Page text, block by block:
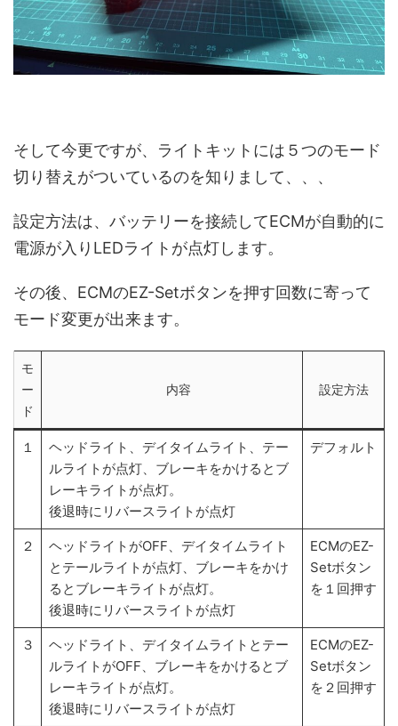
そして今更ですが、ライトキットには５つのモード
切り替えがついているのを知りまして、、、
設定方法は、バッテリーを接続してECMが自動的に
電源が入りLEDライトが点灯します。
その後、ECMのEZ-Setボタンを押す回数に寄って
モード変更が出来ます。
モ
ー
ド
内容 設定方法
１
ヘッドライト、デイタイムライト、テー
ルライトが点灯、ブレーキをかけるとブ
レーキライトが点灯。
後退時にリバースライトが点灯
デフォルト
２
ヘッドライトがOFF、デイタイムライト
とテールライトが点灯、ブレーキをかけ
るとブレーキライトが点灯。
後退時にリバースライトが点灯
ECMのEZ-
Setボタン
を１回押す
３
ヘッドライト、デイタイムライトとテー
ルライトがOFF、ブレーキをかけるとブ
レーキライトが点灯。
後退時にリバースライトが点灯
ECMのEZ-
Setボタン
を２回押す